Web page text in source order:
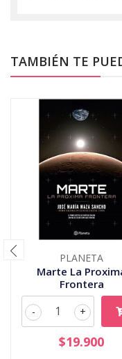
TAMBIÉN TE
PLANETA
Marte La
Frontera
+
-
$19.900